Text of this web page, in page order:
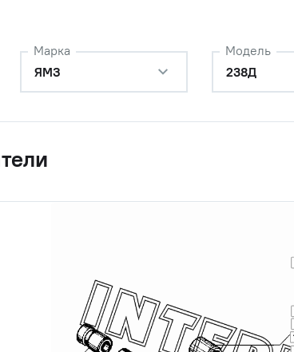
Марка
ЯМЗ
Модель
238Д
Ось толкателей крайняя